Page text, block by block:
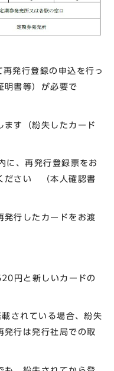
発行登録の申込を行っ
明書等）が必要で
す（紛失したカード
、再発行登録票をお
ださい （本人確認書
行したカードをお渡
円と新しいカードの
されている場合、紛失
発行は発行社局での取